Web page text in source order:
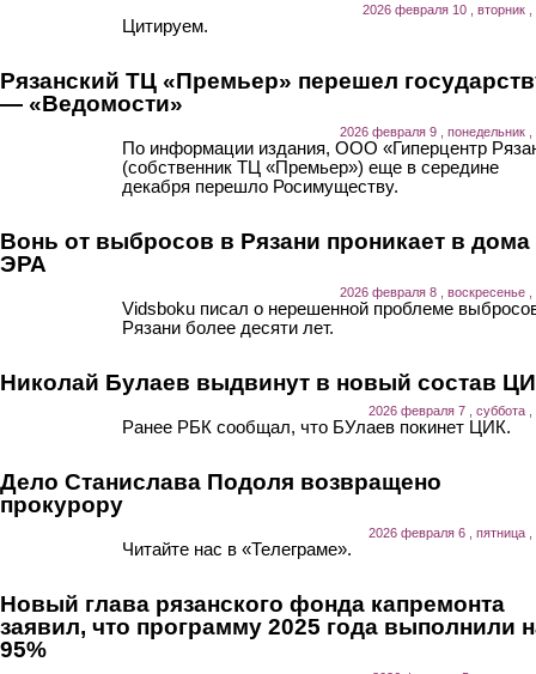
2026 февраля 10 , вторник ,
Цитируем.
Рязанский ТЦ «Премьер» перешел
— «Ведомости»
2026 февраля 9 , понедельник ,
По информации издания, ООО «Гиперцентр
(собственник ТЦ «Премьер») еще в середине
декабря перешло Росимуществу.
Вонь от выбросов в Рязани проникает в
ЭРА
2026 февраля 8 , воскресенье ,
Vidsboku писал о нерешенной проблеме
Рязани более десяти лет.
Николай Булаев выдвинут в новый состав
2026 февраля 7 , суббота ,
Ранее РБК сообщал, что БУлаев покинет ЦИК.
Дело Станислава Подоля возвращено
прокурору
2026 февраля 6 , пятница ,
Читайте нас в «Телеграме».
Новый глава рязанского фонда капремонта
заявил, что программу 2025 года выполнили
95%